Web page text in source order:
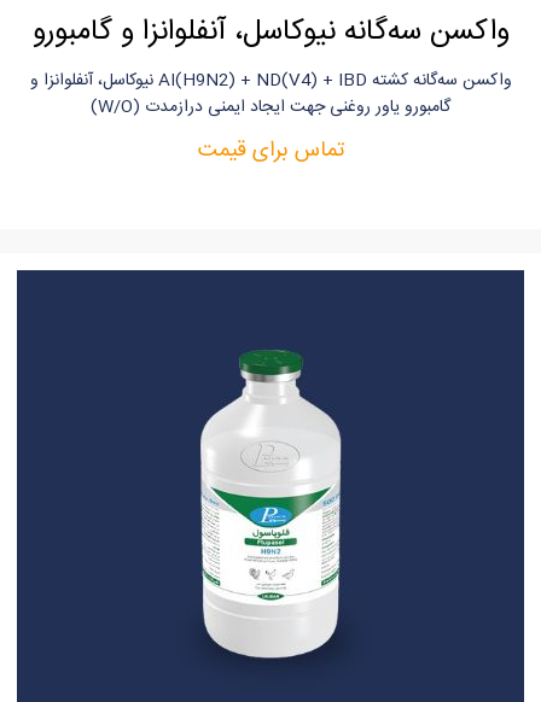
واکسن سه‌گانه نیوکاسل، آنفلوانزا و گامبورو
واکسن سه‌گانه کشته AI(H9N2) + ND(V4) + IBD نیوکاسل، آنفلوانزا و
گامبورو یاور روغنی جهت ایجاد ایمنی دراز‌مدت (W/O)
تماس برای قیمت